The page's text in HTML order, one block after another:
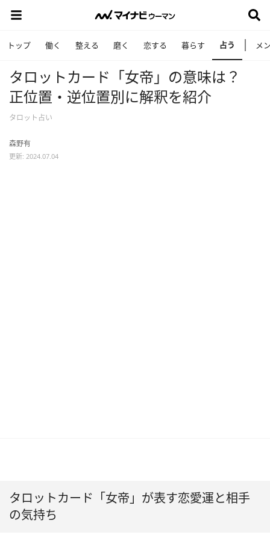
トップ 働く 整える 磨く 恋する 暮らす 占う メ
タロットカード「女帝」の意味は？
正位置・逆位置別に解釈を紹介
タロット占い
森野有
更新: 2024.07.04
タロットカード「女帝」が表す恋愛運と相手
の気持ち